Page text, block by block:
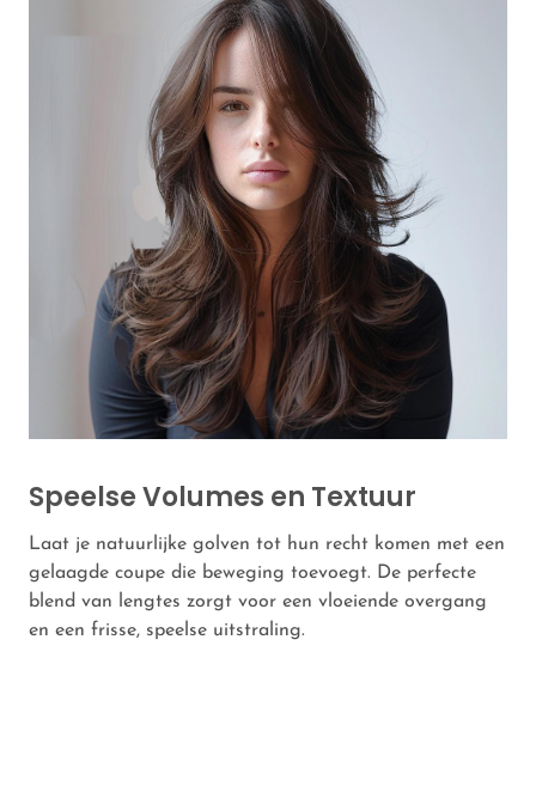
Speelse Volumes en Textuur
Laat je natuurlijke golven tot hun recht komen met een
gelaagde coupe die beweging toevoegt. De perfecte
blend van lengtes zorgt voor een vloeiende overgang
en een frisse, speelse uitstraling.